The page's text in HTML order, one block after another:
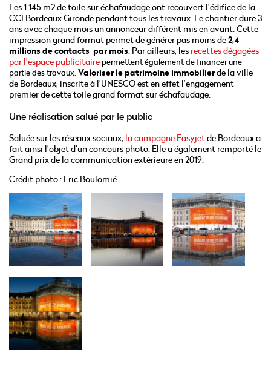
Les 1 145 m2 de toile sur échafaudage ont recouvert l’édifice de la
CCI Bordeaux Gironde pendant tous les travaux. Le chantier dure 3
ans avec chaque mois un annonceur différent mis en avant. Cette
impression grand format permet de générer pas moins de2,4
millions de contacts par mois. Par ailleurs, les recettes dégagées
par l’espace publicitaire permettent également de financer une
partie des travaux.Valoriser le patrimoine immobilierde la ville
de Bordeaux, inscrite à l’UNESCO est en effet l’engagement
premier de cette toile grand format sur échafaudage.
Une réalisation salué par le public
Saluée sur les réseaux sociaux, la campagne Easyjetde Bordeaux a
fait ainsi l’objet d’un concours photo. Elle a également remporté le
Grand prix de la communication extérieure en 2019.
Crédit photo : Eric Boulomié